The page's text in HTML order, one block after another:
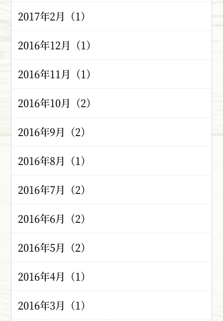
2017年2月（1）
2016年12月（1）
2016年11月（1）
2016年10月（2）
2016年9月（2）
2016年8月（1）
2016年7月（2）
2016年6月（2）
2016年5月（2）
2016年4月（1）
2016年3月（1）